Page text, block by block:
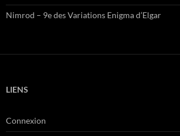
Nimrod – 9e des Variations Enigma d’Elgar
LIENS
Connexion